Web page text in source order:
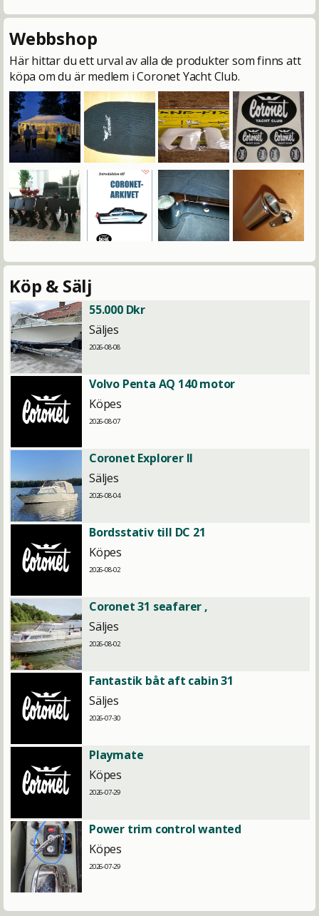
Webbshop
Här hittar du ett urval av alla de produkter som finns att
köpa om du är medlem i Coronet Yacht Club.
Köp & Sälj
55.000 Dkr
Säljes
2026-08-08
Volvo Penta AQ 140 motor
Köpes
2026-08-07
Coronet Explorer II
Säljes
2026-08-04
Bordsstativ till DC 21
Köpes
2026-08-02
Coronet 31 seafarer ,
Säljes
2026-08-02
Fantastik båt aft cabin 31
Säljes
2026-07-30
Playmate
Köpes
2026-07-29
Power trim control wanted
Köpes
2026-07-29